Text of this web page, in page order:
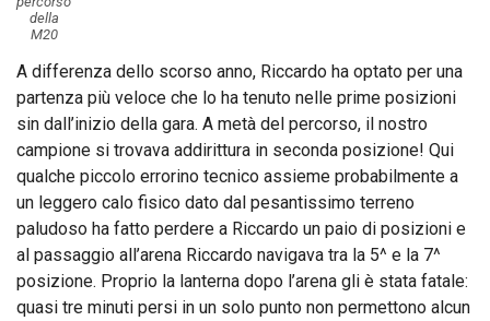
della
M20
A differenza dello scorso anno, Riccardo ha optato per una
partenza più veloce che lo ha tenuto nelle prime posizioni
sin dall’inizio della gara. A metà del percorso, il nostro
campione si trovava addirittura in seconda posizione! Qui
qualche piccolo errorino tecnico assieme probabilmente a
un leggero calo fisico dato dal pesantissimo terreno
paludoso ha fatto perdere a Riccardo un paio di posizioni e
al passaggio all’arena Riccardo navigava tra la 5^ e la 7^
posizione. Proprio la lanterna dopo l’arena gli è stata fatale:
quasi tre minuti persi in un solo punto non permettono alcun